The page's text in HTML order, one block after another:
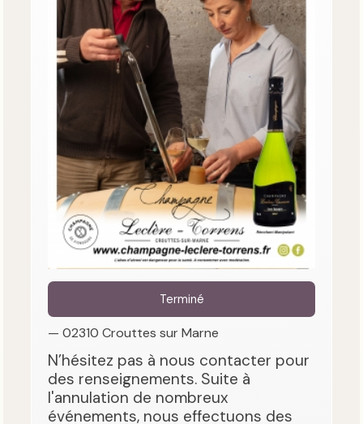
Terminé
— 02310 Crouttes sur Marne
N’hésitez pas à nous contacter pour
des renseignements. Suite à
l'annulation de nombreux
événements, nous effectuons des